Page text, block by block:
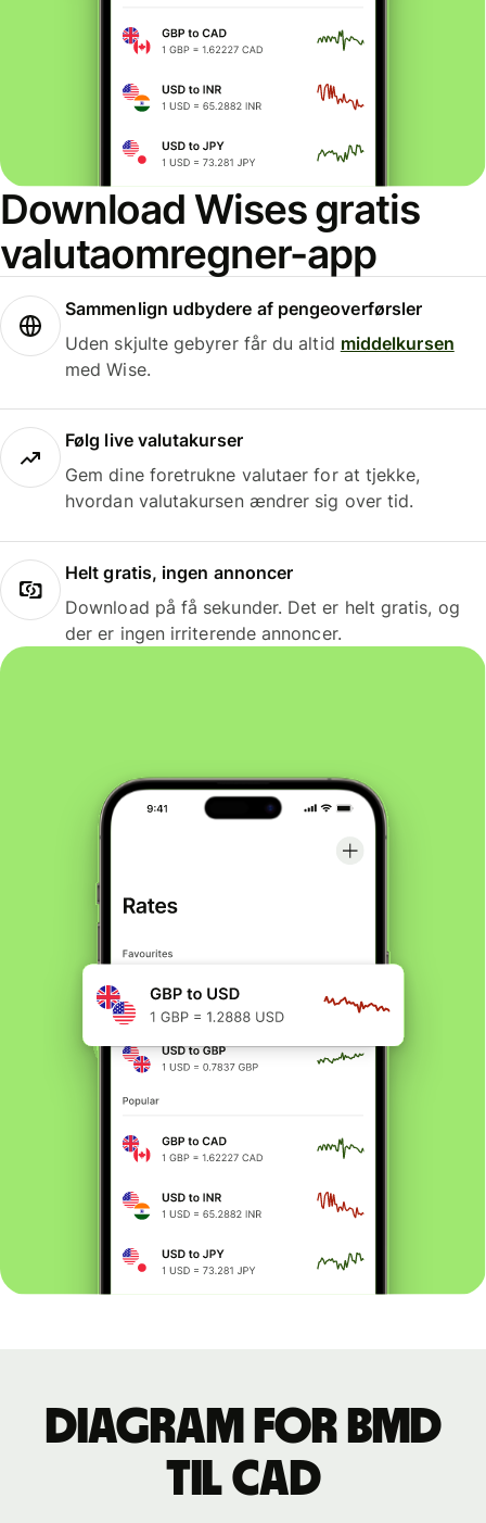
Download Wises gratis
valutaomregner-app
Sammenlign udbydere af pengeoverførsler
Uden skjulte gebyrer får du altid middelkursen
med Wise.
Følg live valutakurser
Gem dine foretrukne valutaer for at tjekke,
hvordan valutakursen ændrer sig over tid.
Helt gratis, ingen annoncer
Download på få sekunder. Det er helt gratis, og
der er ingen irriterende annoncer.
Diagram for BMD
til CAD